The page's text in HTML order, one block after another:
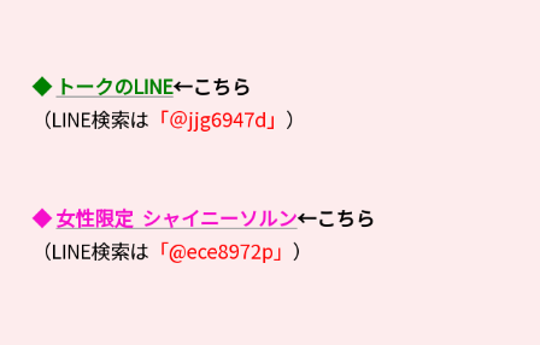
◆ トークのLINE←こちら
（LINE検索は 「＠jjg6947d」 ）
◆女性限定 シャイニーソルン←こちら
（LINE検索は 「@ece8972p」）